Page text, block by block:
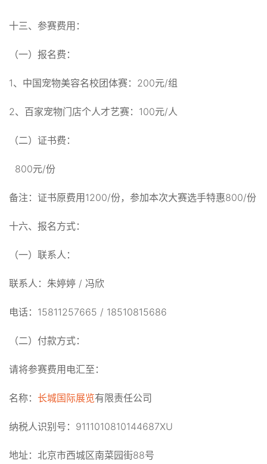
十三、参赛费用：
（一）报名费：
1、中国宠物美容名校团体赛：200元/组
2、百家宠物门店个人才艺赛：100元/人
（二）证书费：
800元/份
备注：证书原费用1200/份，参加本次大赛选手特惠800/份
十六、报名方式：
（一）联系人：
联系人：朱婷婷 / 冯欣
电话：15811257665 / 18510815686
（二）付款方式：
请将参赛费用电汇至：
名称： 长城国际展览有限责任公司
纳税人识别号：9111010810144687XU
地址：北京市西城区南菜园街88号